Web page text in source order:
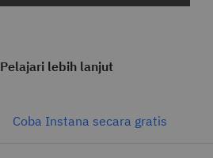
Pelajari lebih lanjut
Coba Instana secara gratis